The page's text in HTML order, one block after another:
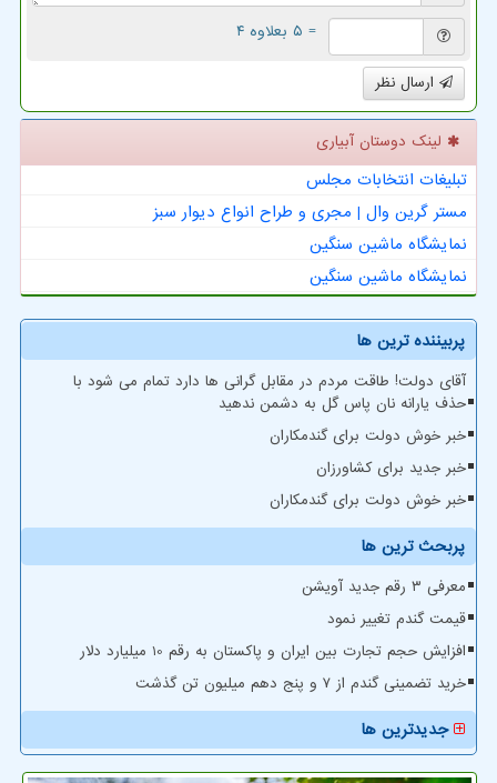
= ۵ بعلاوه ۴
ارسال نظر
لینک دوستان آبیاری
تبلیغات انتخابات مجلس
مستر گرین وال | مجری و طراح انواع دیوار سبز
نمایشگاه ماشین سنگین
نمایشگاه ماشین سنگین
پربیننده ترین ها
آقای دولت! طاقت مردم در مقابل گرانی ها دارد تمام می شود با
حذف یارانه نان پاس گل به دشمن ندهید
خبر خوش دولت برای گندمکاران
خبر جدید برای کشاورزان
خبر خوش دولت برای گندمکاران
پربحث ترین ها
معرفی ۳ رقم جدید آویشن
قیمت گندم تغییر نمود
افزایش حجم تجارت بین ایران و پاکستان به رقم 10 میلیارد دلار
خرید تضمینی گندم از ۷ و پنج دهم میلیون تن گذشت
جدیدترین ها